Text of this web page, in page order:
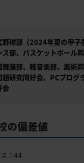
野球部（2024年夏の甲子
ス部、バスケットボール
舞踊部、軽音楽部、美術
研究同好会、PCプログ
会
の偏差値
：44